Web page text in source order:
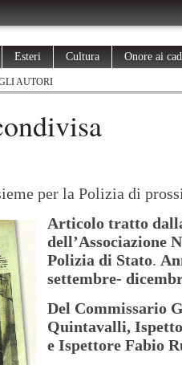
Esteri Cultura Onore ai
AUTORI
per la Polizia di
Articolo tratto
dell’Associazione
Polizia di Stato.
settembre-
Del Commissario
Quintavalli,
e Ispettore Fabio